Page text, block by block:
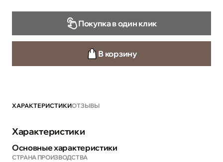
Покупка в один клик
В корзину
ХАРАКТЕРИСТИКИОТЗЫВЫ
Характеристики
Основные характеристики
СТРАНА ПРОИЗВОДСТВА